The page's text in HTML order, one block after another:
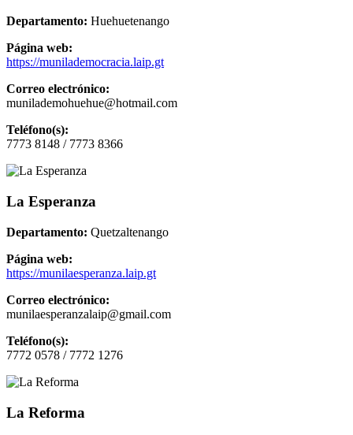
Departamento: Huehuetenango
Página web:
https://munilademocracia.laip.gt
Correo electrónico:
munilademohuehue@hotmail.com
Teléfono(s):
7773 8148 / 7773 8366
La Esperanza
Departamento: Quetzaltenango
Página web:
https://munilaesperanza.laip.gt
Correo electrónico:
munilaesperanzalaip@gmail.com
Teléfono(s):
7772 0578 / 7772 1276
La Reforma